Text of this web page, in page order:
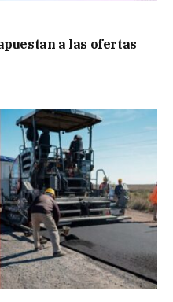
a las ofertas